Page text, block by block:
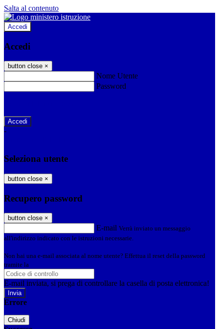
Salta al contenuto
Accedi
Accedi
button close ×
Nome Utente
Password
-
Seleziona utente
button close ×
Recupero password
button close ×
E-mail Verrà inviato un messaggio
all'indirizzo indicato con le istruzioni necessarie.
Non hai una e-mail associata al nome utente? Effettua il reset della password
tramite la
E-mail inviata, si prega di controllare la casella di posta elettronica!
Errore
Chiudi